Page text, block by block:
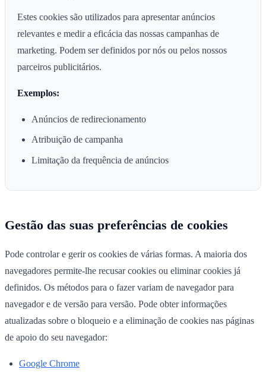
Estes cookies são utilizados para apresentar anúncios
relevantes e medir a eficácia das nossas campanhas de
marketing. Podem ser definidos por nós ou pelos nossos
parceiros publicitários.
Exemplos:
Anúncios de redirecionamento
Atribuição de campanha
Limitação da frequência de anúncios
Gestão das suas preferências de cookies
Pode controlar e gerir os cookies de várias formas. A maioria dos
navegadores permite-lhe recusar cookies ou eliminar cookies já
definidos. Os métodos para o fazer variam de navegador para
navegador e de versão para versão. Pode obter informações
atualizadas sobre o bloqueio e a eliminação de cookies nas páginas
de apoio do seu navegador:
Google Chrome